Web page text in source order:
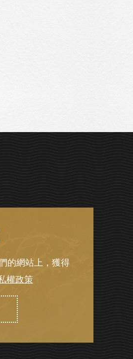
的網站上，獲得
權政策